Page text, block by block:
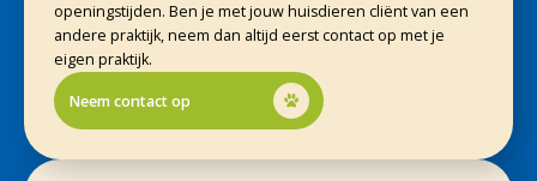
openingstijden. Ben je met jouw huisdieren cliënt van een
andere praktijk, neem dan altijd eerst contact op met je
eigen praktijk.
Neem contact op